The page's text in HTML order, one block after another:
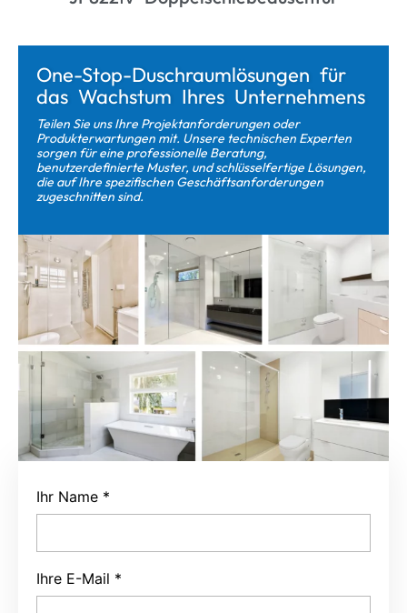
One-Stop-Duschraumlösungen für
das Wachstum Ihres Unternehmens
Teilen Sie uns Ihre Projektanforderungen oder
Produkterwartungen mit. Unsere technischen Experten
sorgen für eine professionelle Beratung,
benutzerdefinierte Muster, und schlüsselfertige Lösungen,
die auf Ihre spezifischen Geschäftsanforderungen
zugeschnitten sind.
Ihr Name *
Ihre E-Mail *